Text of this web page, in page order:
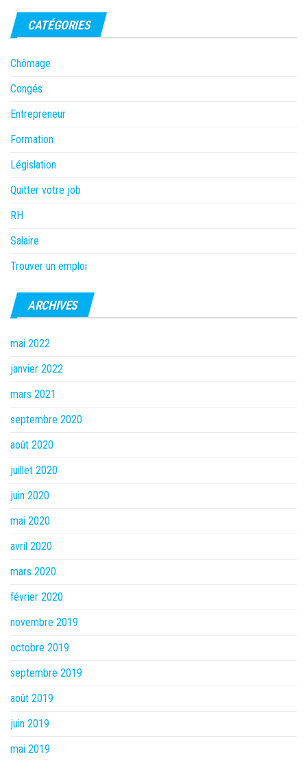
CATÉGORIES
Chômage
Congés
Entrepreneur
Formation
Législation
Quitter votre job
RH
Salaire
Trouver un emploi
ARCHIVES
mai 2022
janvier 2022
mars 2021
septembre 2020
août 2020
juillet 2020
juin 2020
mai 2020
avril 2020
mars 2020
février 2020
novembre 2019
octobre 2019
septembre 2019
août 2019
juin 2019
mai 2019